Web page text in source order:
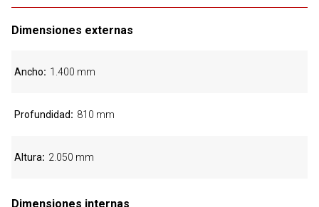
Dimensiones externas
Ancho 1.400 mm
Profundidad 810 mm
Altura 2.050 mm
Dimensiones internas